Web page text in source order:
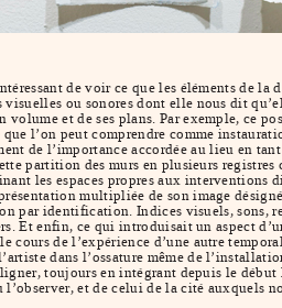
de voir ce que les éléments de
visuelles ou sonores dont elle nous dit
volume et de ses plans. Par exemple, ce
l’on peut comprendre comme
de l’importance accordée au lieu en
partition des murs en plusieurs
les espaces propres aux
multipliée de son image
par identification. Indices visuels, sons,
Et enfin, ce qui introduisait un aspect
cours de l’expérience d’une autre
dans l’ossature même de
toujours en intégrant depuis le début
l’observer, et de celui de la cité auxquels